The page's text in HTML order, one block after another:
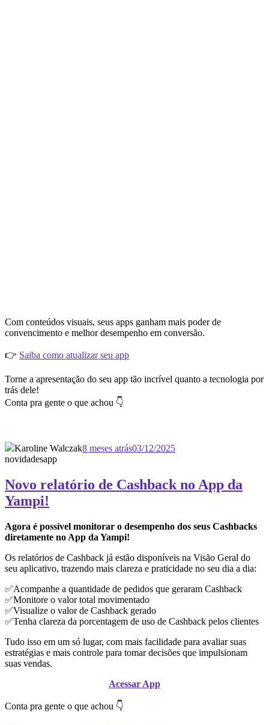
Com conteúdos visuais, seus apps ganham mais poder de
convencimento e melhor desempenho em conversão.
👉 Saiba como atualizar seu app
Torne a apresentação do seu app tão incrível quanto a tecnologia por
trás dele!
Conta pra gente o que achou 👇
Karoline Walczak8 meses atrás03/12/2025
novidadesapp
Novo relatório de Cashback no App da
Yampi!
Agora é possível monitorar o desempenho dos seus Cashbacks
diretamente no App da Yampi!
Os relatórios de Cashback já estão disponíveis na Visão Geral do
seu aplicativo, trazendo mais clareza e praticidade no seu dia a dia:
✅Acompanhe a quantidade de pedidos que geraram Cashback
✅Monitore o valor total movimentado
✅Visualize o valor de Cashback gerado
✅Tenha clareza da porcentagem de uso de Cashback pelos clientes
Tudo isso em um só lugar, com mais facilidade para avaliar suas
estratégias e mais controle para tomar decisões que impulsionam
suas vendas.
Acessar App
Conta pra gente o que achou 👇